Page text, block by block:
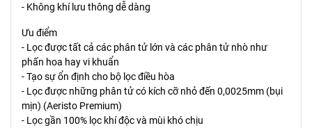
- Không khí lưu thông dễ dàng
Ưu điểm
- Lọc được tất cả các phân tử lớn và các phân tử nhò như
phấn hoa hay vi khuẩn
- Tạo sự ổn định cho bộ lọc điều hòa
- Lọc được những phân tử có kích cỡ nhỏ đến 0,0025mm (bụi
mịn) (Aeristo Premium)
- Lọc gần 100% lọc khí độc và mùi khó chịu